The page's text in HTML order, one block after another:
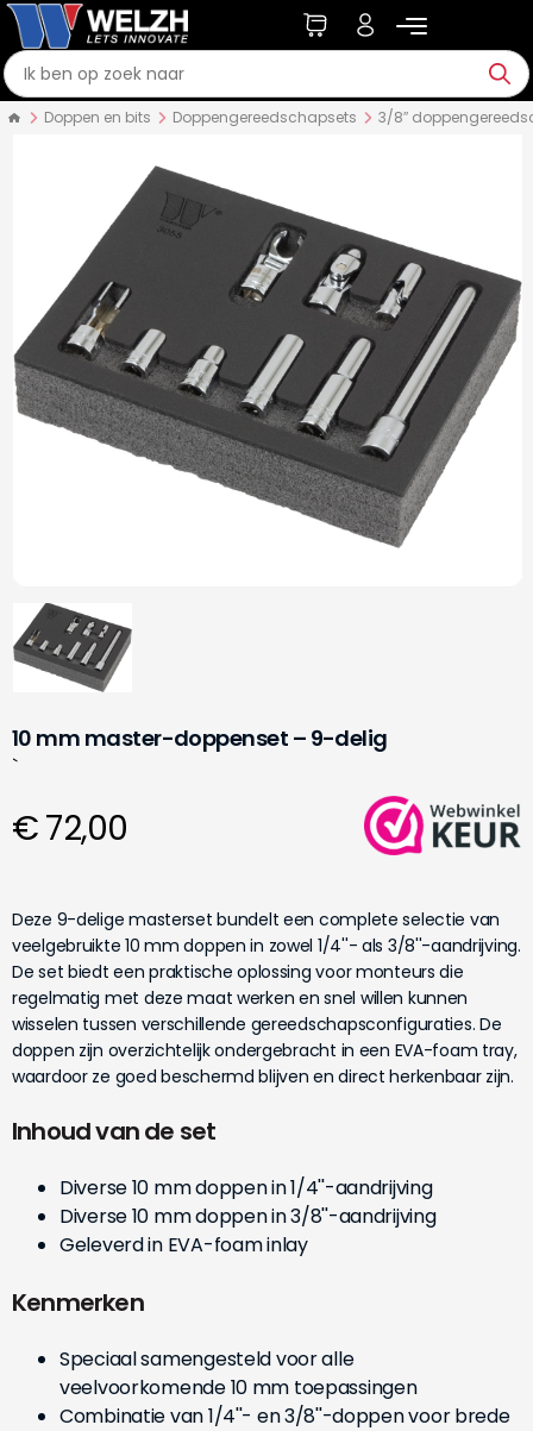
Doppen en bits Doppengereedschapsets 3/8″
10 mm master-doppenset – 9-delig
`
€ 72,00
Deze 9-delige masterset bundelt een complete selectie van
veelgebruikte 10 mm doppen in zowel 1/4''- als 3/8''-aandrijving.
De set biedt een praktische oplossing voor monteurs die
regelmatig met deze maat werken en snel willen kunnen
wisselen tussen verschillende gereedschapsconfiguraties. De
doppen zijn overzichtelijk ondergebracht in een EVA-foam tray,
waardoor ze goed beschermd blijven en direct herkenbaar zijn.
Inhoud van de set
Diverse 10 mm doppen in 1/4''-aandrijving
Diverse 10 mm doppen in 3/8''-aandrijving
Geleverd in EVA-foam inlay
Kenmerken
Speciaal samengesteld voor alle
veelvoorkomende 10 mm toepassingen
Combinatie van 1/4''- en 3/8''-doppen voor brede